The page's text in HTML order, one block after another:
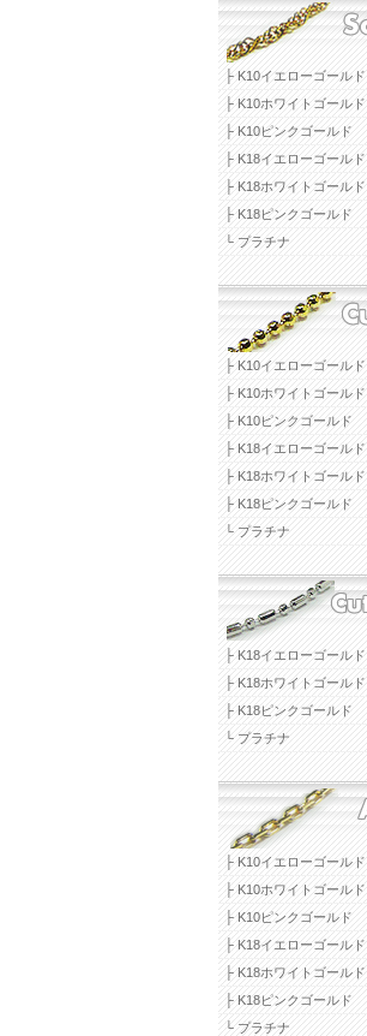
├ K10イエローゴールド
├ K10ホワイトゴールド
├ K10ピンクゴールド
├ K18イエローゴールド
├ K18ホワイトゴールド
├ K18ピンクゴールド
└ プラチナ
├ K10イエローゴールド
├ K10ホワイトゴールド
├ K10ピンクゴールド
├ K18イエローゴールド
├ K18ホワイトゴールド
├ K18ピンクゴールド
└ プラチナ
├ K18イエローゴールド
├ K18ホワイトゴールド
├ K18ピンクゴールド
└ プラチナ
├ K10イエローゴールド
├ K10ホワイトゴールド
├ K10ピンクゴールド
├ K18イエローゴールド
├ K18ホワイトゴールド
├ K18ピンクゴールド
└ プラチナ